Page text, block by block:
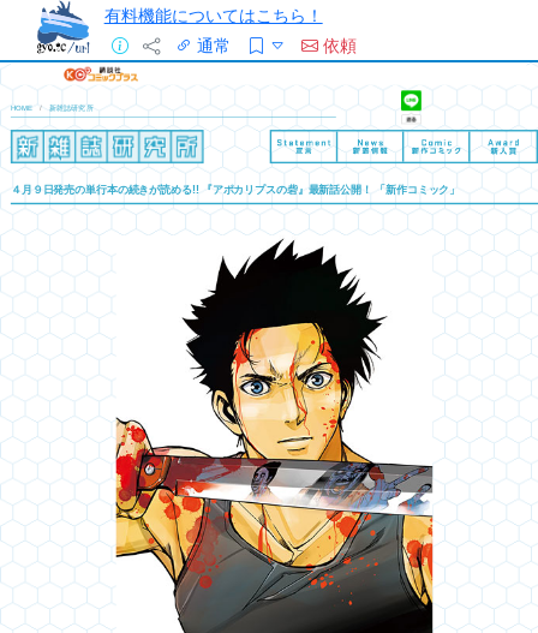
有料機能についてはこちら！
通常
依頼